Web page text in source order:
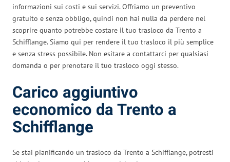
informazioni sui costi e sui servizi. Offriamo un preventivo
gratuito e senza obbligo, quindi non hai nulla da perdere nel
scoprire quanto potrebbe costare il tuo trasloco da Trento a
Schifflange. Siamo qui per rendere il tuo trasloco il più semplice
e senza stress possibile. Non esitare a contattarci per qualsiasi
domanda o per prenotare il tuo trasloco oggi stesso.
Carico aggiuntivo
economico da Trento a
Schifflange
Se stai pianificando un trasloco da Trento a Schifflange, potresti